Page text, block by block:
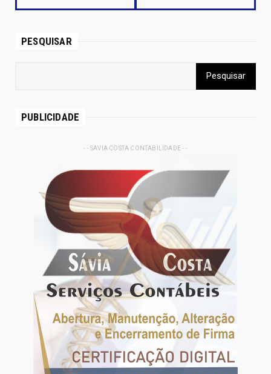
PESQUISAR
PUBLICIDADE
- - SAVIA COSTA CONTABILIDADE - -